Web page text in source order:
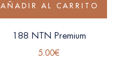
AÑADIR AL CARRITO
188 NTN Premium
5.00€